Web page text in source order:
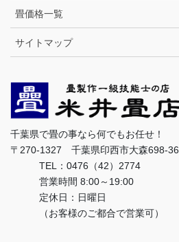
畳価格一覧
サイトマップ
千葉県で畳の事なら何でもお任せ！
〒270-1327 千葉県印西市大森698-36
TEL：0476（42）2774
営業時間 8:00～19:00
定休日：日曜日
（お客様のご都合で営業可）